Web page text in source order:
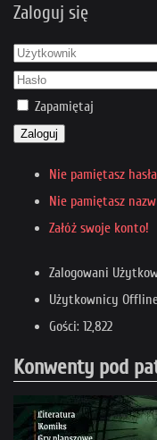
Zaloguj się
Zapamiętaj
Zaloguj
Nie pamiętasz
Nie pamiętasz
Załóż swoje konto!
Zalogowani
Użytkownicy
Gości: 12,822
Konwenty pod